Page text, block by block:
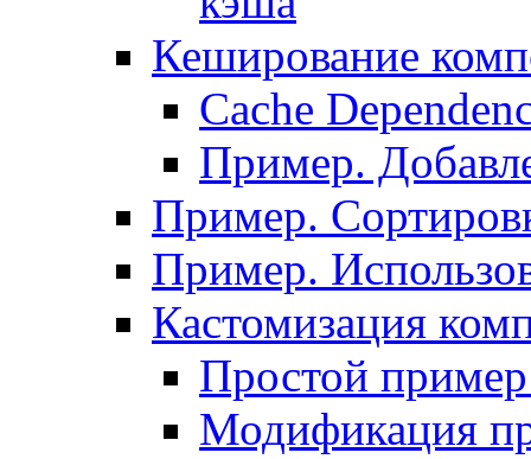
Кеширование
Сache
Пример.
Пример.
Пример.
Кастомизация
Простой
Модификация